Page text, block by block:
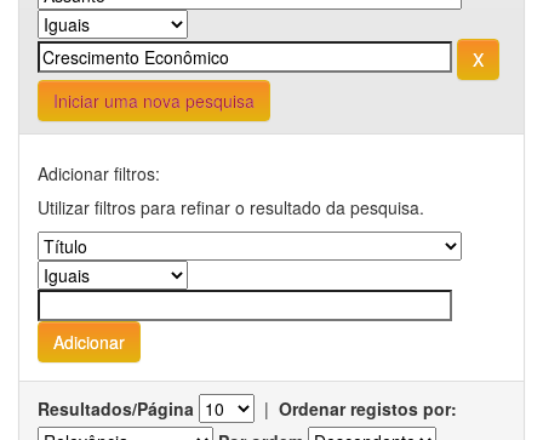
Iniciar uma nova pesquisa
Adicionar filtros:
Utilizar filtros para refinar o resultado da pesquisa.
Resultados/Página | Ordenar registos por: